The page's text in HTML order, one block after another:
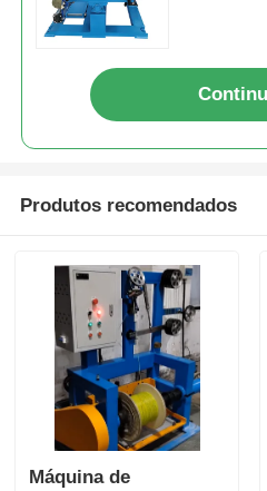
Produtos recomendados
Máquina de